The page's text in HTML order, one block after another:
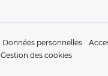
Données personnelles
Gestion des cookies